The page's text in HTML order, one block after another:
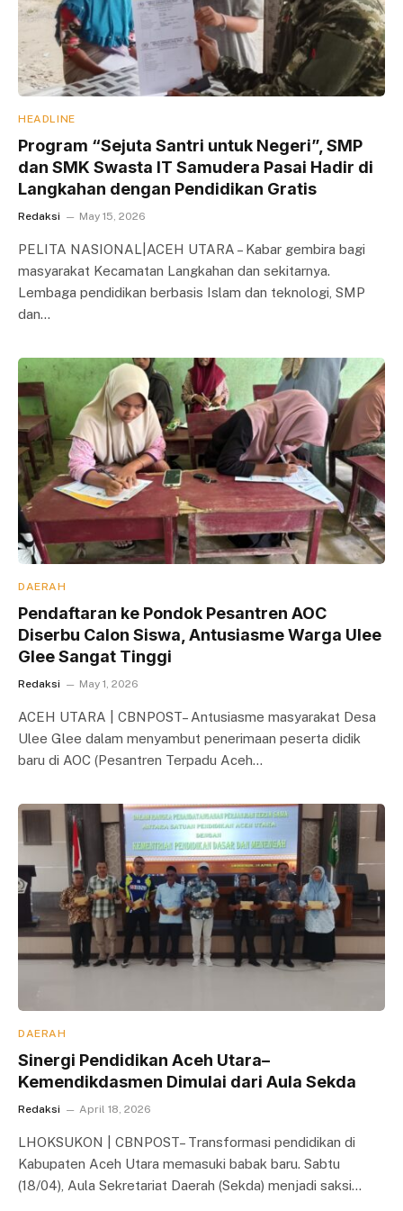
HEADLINE
Program “Sejuta Santri untuk Negeri”, SMP
dan SMK Swasta IT Samudera Pasai Hadir di
Langkahan dengan Pendidikan Gratis
Redaksi May 15, 2026
PELITA NASIONAL|ACEH UTARA – Kabar gembira bagi
masyarakat Kecamatan Langkahan dan sekitarnya.
Lembaga pendidikan berbasis Islam dan teknologi, SMP
dan…
DAERAH
Pendaftaran ke Pondok Pesantren AOC
Diserbu Calon Siswa, Antusiasme Warga Ulee
Glee Sangat Tinggi
Redaksi May 1, 2026
ACEH UTARA | CBNPOST– Antusiasme masyarakat Desa
Ulee Glee dalam menyambut penerimaan peserta didik
baru di AOC (Pesantren Terpadu Aceh…
DAERAH
Sinergi Pendidikan Aceh Utara–
Kemendikdasmen Dimulai dari Aula Sekda
Redaksi April 18, 2026
LHOKSUKON | CBNPOST– Transformasi pendidikan di
Kabupaten Aceh Utara memasuki babak baru. Sabtu
(18/04), Aula Sekretariat Daerah (Sekda) menjadi saksi…